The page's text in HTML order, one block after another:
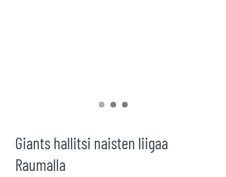
Giants hallitsi naisten liigaa
Raumalla